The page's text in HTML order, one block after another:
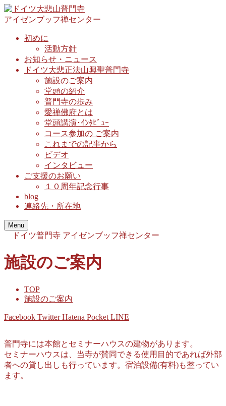
アイゼンブッフ禅センター
初めに
活動方針
お知らせ・ニュース
ドイツ大悲正法山興聖普門寺
施設のご案内
堂頭の紹介
普門寺の歩み
愛禅佛府とは
堂頭講演･ｲﾝﾀﾋﾞｭｰ
コース参加の ご案内
これまでの記事から
ビデオ
インタビュー
ご支援のお願い
１０周年記念行事
blog
連絡先・所在地
Menu
ドイツ普門寺 アイゼンブッフ禅センター
施設のご案内
TOP
施設のご案内
Facebook TwitterHatena Pocket LINE
普門寺には本館とセミナーハウスの建物があります。
セミナーハウスは、当寺が賛同できる使用目的であれば外部
者への貸し出しも行っています。宿泊設備(有料)も整ってい
ます。